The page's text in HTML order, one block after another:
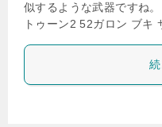
似するような武器ですね
トゥーン2 52ガロン ブ